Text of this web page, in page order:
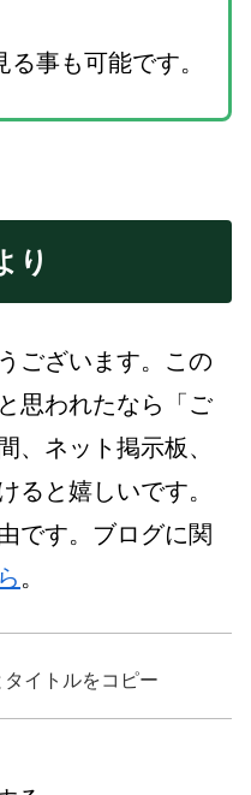
事も可能です。
り
ございます。この
思われたなら「ご
、ネット掲示板、
ると嬉しいです。
です。ブログに関
。
イトルをコピー